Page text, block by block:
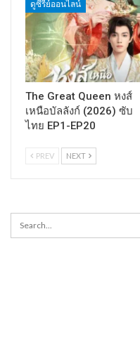
ดูซีรี่ย์ออนไลน์
The Great Queen หงส์
เหนือบัลลังก์ (2026) ซับ
ไทย EP1-EP20
PREV NEXT